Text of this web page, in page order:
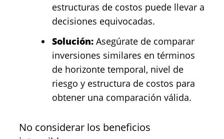
estructuras de costos puede llevar a
decisiones equivocadas.
Solución: Asegúrate de comparar
inversiones similares en términos
de horizonte temporal, nivel de
riesgo y estructura de costos para
obtener una comparación válida.
No considerar los beneficios